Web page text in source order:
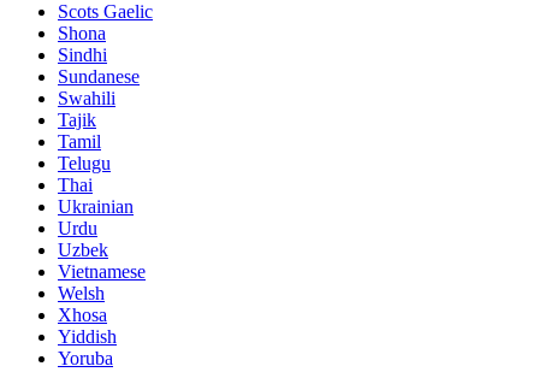
Scots Gaelic
Shona
Sindhi
Sundanese
Swahili
Tajik
Tamil
Telugu
Thai
Ukrainian
Urdu
Uzbek
Vietnamese
Welsh
Xhosa
Yiddish
Yoruba